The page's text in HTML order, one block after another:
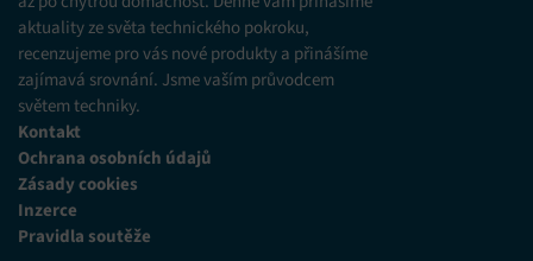
aktuality ze světa technického pokroku,
recenzujeme pro vás nové produkty a přinášíme
zajímavá srovnání. Jsme vaším průvodcem
světem techniky.
Kontakt
Ochrana osobních údajů
Zásady cookies
Inzerce
Pravidla soutěže